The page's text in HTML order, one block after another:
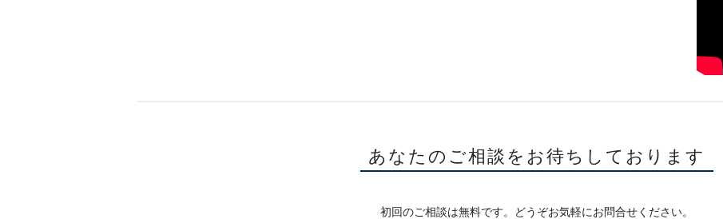
あなたのご相談をお待ちしております
初回のご相談は無料です。どうぞお気軽にお問合せください。